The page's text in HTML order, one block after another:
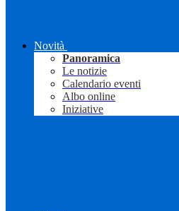
Novità
Panoramica
Le notizie
Calendario eventi
Albo online
Iniziative